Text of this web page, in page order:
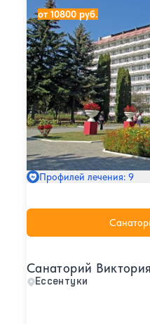
Санаторий Виктория
Ессентуки
Профилей лечения: 9
от 10800 руб.